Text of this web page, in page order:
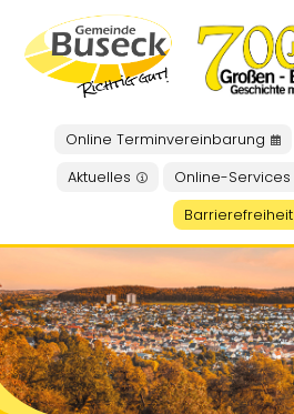
Online Terminvereinbarung
Aktuelles
Online-Services
Barrierefreiheit